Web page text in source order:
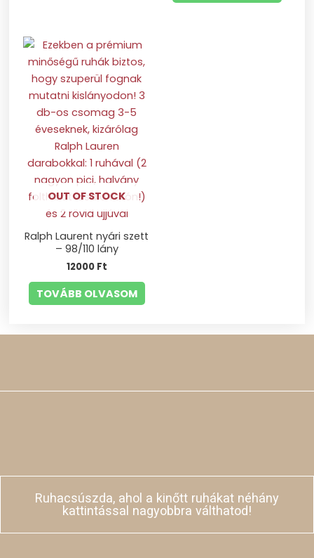
OUT OF STOCK
Ralph Laurent nyári szett
– 98/110 lány
12000 Ft
TOVÁBB OLVASOM
Ruhacsúszda, ahol a kinőtt ruhákat néhány
kattintással nagyobbra válthatod!